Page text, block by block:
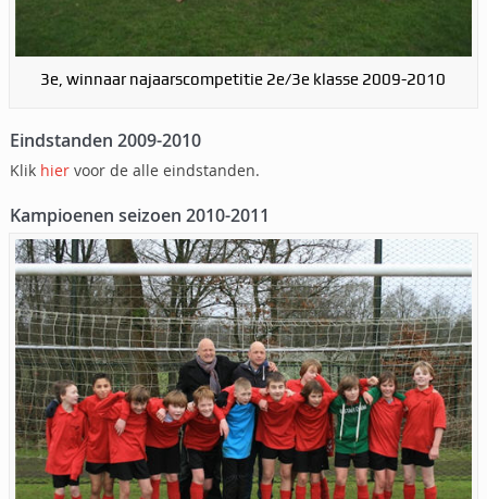
3e, winnaar najaarscompetitie 2e/3e klasse 2009-2010
Eindstanden 2009-2010
Klik hiervoor de alle eindstanden.
Kampioenen seizoen 2010-2011